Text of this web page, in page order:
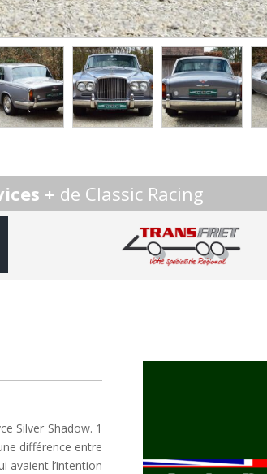
+ de Classic Racing
Silver Shadow. 1
différence entre
avaient l’intention